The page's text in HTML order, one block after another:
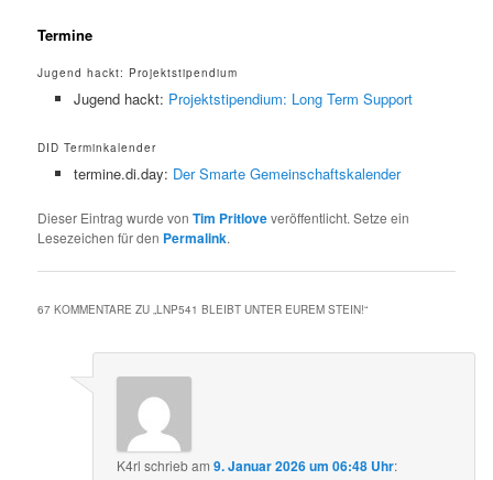
Termine
Jugend hackt: Projektstipendium
Jugend hackt: Projektstipendium: Long Term Support
DID Terminkalender
termine.di.day: Der Smarte Gemeinschaftskalender
Dieser Eintrag wurde vonTim Pritloveveröffentlicht. Setze ein
Lesezeichen für den Permalink.
67 KOMMENTARE ZU „LNP541 BLEIBT UNTER EUREM STEIN!“
K4rl schriebam9. Januar 2026 um 06:48 Uhr: